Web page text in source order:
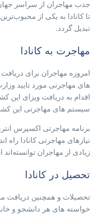
جذب مهاجران از سراسر
تا کانادا به یکی از
تبدیل گردد.
مهاجرت به کانادا
امروزه مهاجران برای دریافت
های مهاجرتی مورد تایید
اقدام به دریافت ویزای این
سیستم های مهاجرتی این
نیازهای مهاجرتی کانادا راه
زیادی از مهاجران توانسته‌اند
تحصیل در کانادا
تحصیلات و همچنین دریافت
خواسته های هر دانشجو و